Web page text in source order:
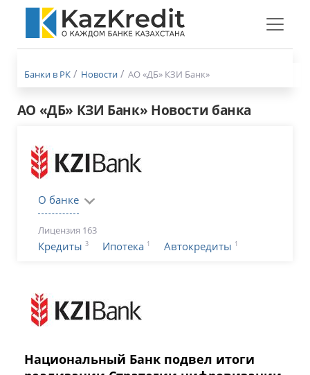
Меню
Банки в РК Новости АО «ДБ» КЗИ Банк»
АО «ДБ» КЗИ Банк» Новости банка
О банке
Лицензия 163
Кредиты 3 Ипотека 1 Автокредиты 1
Национальный Банк подвел итоги